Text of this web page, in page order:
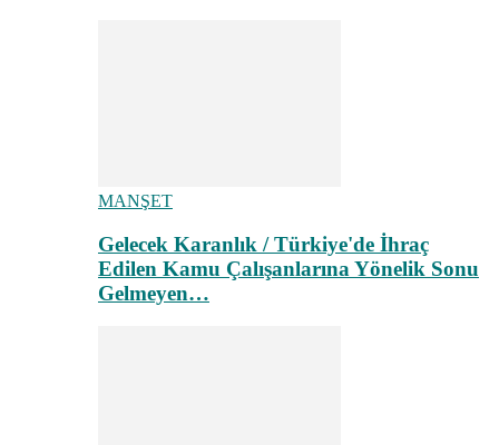
MANŞET
Gelecek Karanlık / Türkiye'de İhraç
Edilen Kamu Çalışanlarına Yönelik Sonu
Gelmeyen…